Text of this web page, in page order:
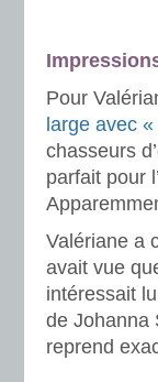
Pour
large avec «
chasseurs
parfait pour
Valériane a
avait vue
intéressait
de Johanna
reprend